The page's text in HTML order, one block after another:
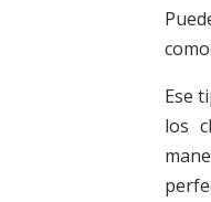
Ese
los